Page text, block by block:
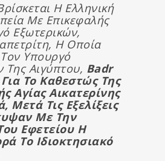
Η Ελληνική
Με Επικεφαλής
Εξωτερικών,
Η Οποία
Υπουργό
Της Αιγύπτου, Badr
Το Καθεστώς Της
Αγίας Αικατερίνης
Μετά Τις Εξελίξεις
Με Την
Εφετείου Η
Το Ιδιοκτησιακό